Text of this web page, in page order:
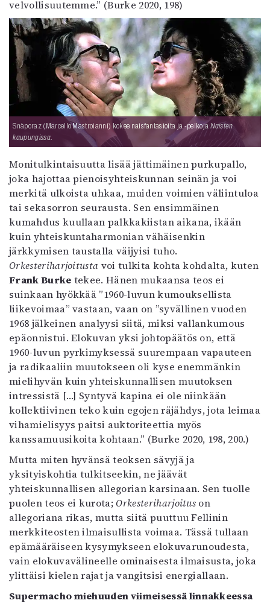
velvollisuutemme.” (Burke 2020, 198)
Snàporaz (Marcello Mastroianni) kokee naisfantasioita ja -pelkoja Naisten
kaupungissa.
Monitulkintaisuutta lisää jättimäinen purkupallo,
joka hajottaa pienoisyhteiskunnan seinän ja voi
merkitä ulkoista uhkaa, muiden voimien väliintuloa
tai sekasorron seurausta. Sen ensimmäinen
kumahdus kuullaan palkkakiistan aikana, ikään
kuin yhteiskuntaharmonian vähäisenkin
järkkymisen taustalla väijyisi tuho.
Orkesteriharjoitusta voi tulkita kohta kohdalta, kuten
Frank Burke tekee. Hänen mukaansa teos ei
suinkaan hyökkää ”1960-luvun kumouksellista
liikevoimaa” vastaan, vaan on ”syvällinen vuoden
1968 jälkeinen analyysi siitä, miksi vallankumous
epäonnistui. Elokuvan yksi johtopäätös on, että
1960-luvun pyrkimyksessä suurempaan vapauteen
ja radikaaliin muutokseen oli kyse enemmänkin
mielihyvän kuin yhteiskunnallisen muutoksen
intressistä […] Syntyvä kapina ei ole niinkään
kollektiivinen teko kuin egojen räjähdys, jota leimaa
vihamielisyys paitsi auktoriteettia myös
kanssamuusikoita kohtaan.” (Burke 2020, 198, 200.)
Mutta miten hyvänsä teoksen sävyjä ja
yksityiskohtia tulkitseekin, ne jäävät
yhteiskunnallisen allegorian karsinaan. Sen tuolle
puolen teos ei kurota; Orkesteriharjoitus on
allegoriana rikas, mutta siitä puuttuu Fellinin
merkkiteosten ilmaisullista voimaa. Tässä tullaan
epämääräiseen kysymykseen elokuvarunoudesta,
vain elokuvavälineelle ominaisesta ilmaisusta, joka
ylittäisi kielen rajat ja vangitsisi energiallaan.
Supermacho miehuuden viimeisessä linnakkeessa